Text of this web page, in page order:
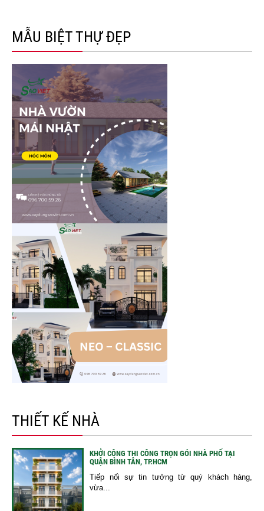
MẪU BIỆT THỰ ĐẸP
THIẾT KẾ NHÀ
KHỞI CÔNG THI CÔNG TRỌN GÓI NHÀ PHỐ TẠI
QUẬN BÌNH TÂN, TP.HCM
Tiếp nối sự tin tưởng từ quý khách hàng,
vừa...